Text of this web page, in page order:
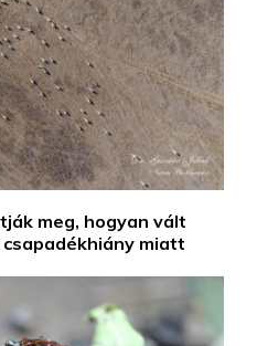
meg, hogyan vált
miatt